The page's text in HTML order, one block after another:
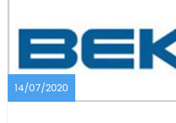
14/07/2020